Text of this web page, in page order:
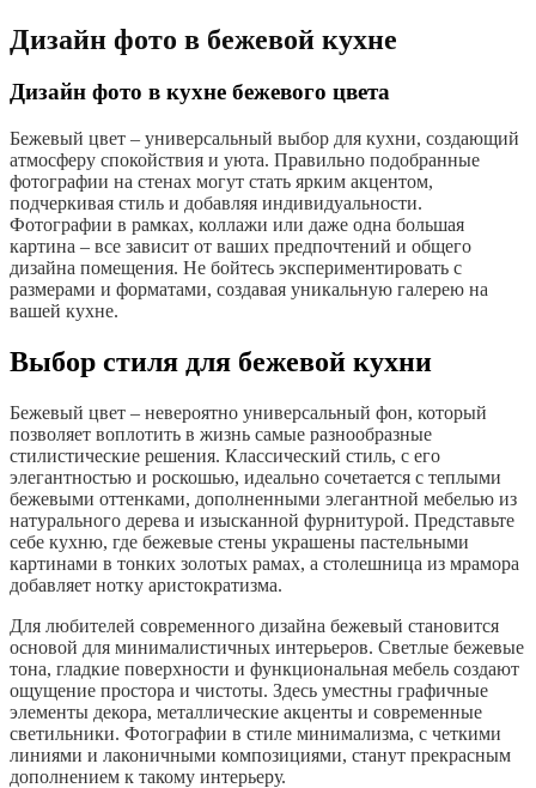
Дизайн фото в бежевой кухне
Дизайн фото в кухне бежевого цвета
Бежевый цвет – универсальный выбор для кухни, создающий
атмосферу спокойствия и уюта. Правильно подобранные
фотографии на стенах могут стать ярким акцентом,
подчеркивая стиль и добавляя индивидуальности.
Фотографии в рамках, коллажи или даже одна большая
картина – все зависит от ваших предпочтений и общего
дизайна помещения. Не бойтесь экспериментировать с
размерами и форматами, создавая уникальную галерею на
вашей кухне.
Выбор стиля для бежевой кухни
Бежевый цвет – невероятно универсальный фон, который
позволяет воплотить в жизнь самые разнообразные
стилистические решения. Классический стиль, с его
элегантностью и роскошью, идеально сочетается с теплыми
бежевыми оттенками, дополненными элегантной мебелью из
натурального дерева и изысканной фурнитурой. Представьте
себе кухню, где бежевые стены украшены пастельными
картинами в тонких золотых рамах, а столешница из мрамора
добавляет нотку аристократизма.
Для любителей современного дизайна бежевый становится
основой для минималистичных интерьеров. Светлые бежевые
тона, гладкие поверхности и функциональная мебель создают
ощущение простора и чистоты. Здесь уместны графичные
элементы декора, металлические акценты и современные
светильники. Фотографии в стиле минимализма, с четкими
линиями и лаконичными композициями, станут прекрасным
дополнением к такому интерьеру.